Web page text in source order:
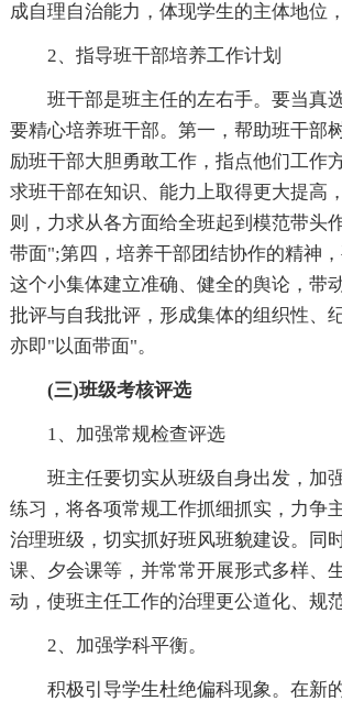
成自理自治能力，体现学生的主体地位
2、指导班干部培养工作计划
班干部是班主任的左右手。要当真
要精心培养班干部。第一，帮助班干部
励班干部大胆勇敢工作，指点他们工作
求班干部在知识、能力上取得更大提高
则，力求从各方面给全班起到模范带头
带面";第四，培养干部团结协作的精神
这个小集体建立准确、健全的舆论，带
批评与自我批评，形成集体的组织性、
亦即"以面带面"。
(三)班级考核评选
1、加强常规检查评选
班主任要切实从班级自身出发，加
练习，将各项常规工作抓细抓实，力争
治理班级，切实抓好班风班貌建设。同
课、夕会课等，并常常开展形式多样、
动，使班主任工作的治理更公道化、规
2、加强学科平衡。
积极引导学生杜绝偏科现象。在新